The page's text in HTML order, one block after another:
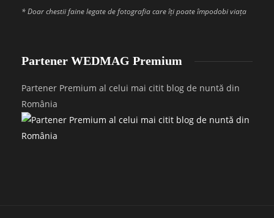
* Doar chestii faine legate de fotografia care îți poate împodobi viața
Partener WEDMAG Premium
Partener Premium al celui mai citit blog de nuntă din
România